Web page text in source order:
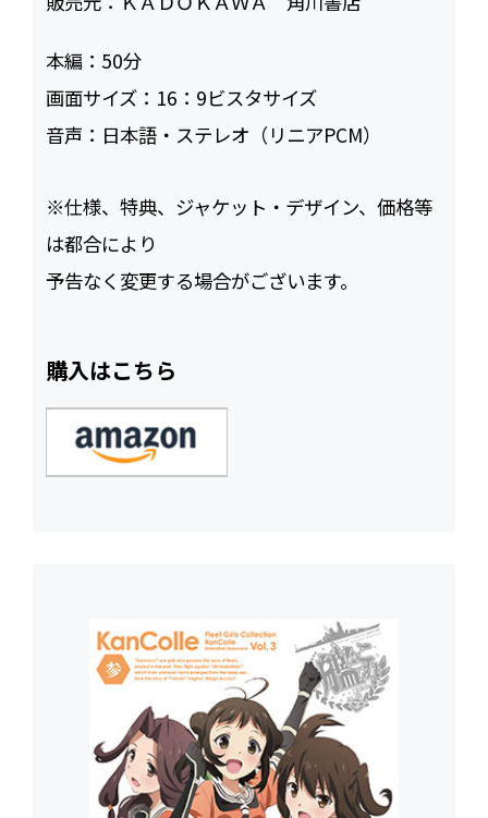
本編： 50
画面サイズ： 16：9ビスタサイズ
音声： 日本語・ステレオ（リニアPCM）
※仕様、特典、ジャケット・デザイン、価格等
は都合により
予告なく変更する場合がございます。
購入はこちら